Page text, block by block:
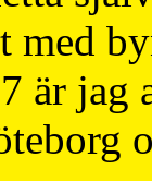
med
är